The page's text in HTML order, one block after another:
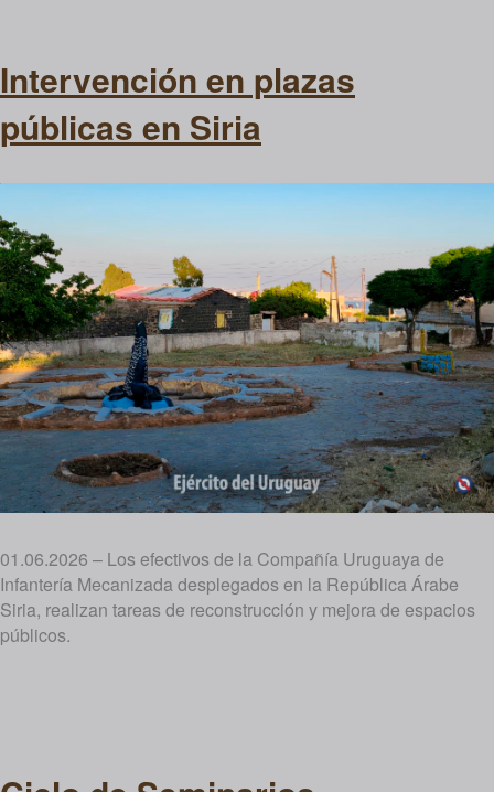
Intervención en plazas
públicas en Siria
01.06.2026 – Los efectivos de la Compañía Uruguaya de
Infantería Mecanizada desplegados en la República Árabe
Siria, realizan tareas de reconstrucción y mejora de espacios
públicos.